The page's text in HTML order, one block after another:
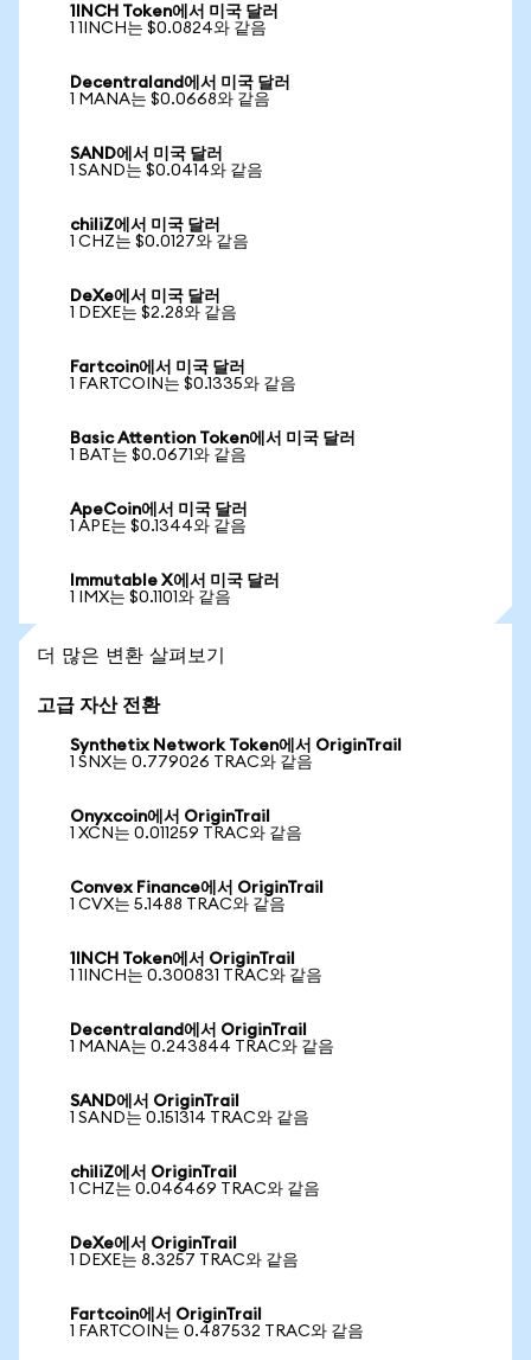
1INCH Token에서 미국 달러
1 1INCH는 $0.0824와 같음
Decentraland에서 미국 달러
1 MANA는 $0.0668와 같음
SAND에서 미국 달러
1 SAND는 $0.0414와 같음
chiliZ에서 미국 달러
1 CHZ는 $0.0127와 같음
DeXe에서 미국 달러
1 DEXE는 $2.28와 같음
Fartcoin에서 미국 달러
1 FARTCOIN는 $0.1335와 같음
Basic Attention Token에서 미국 달러
1 BAT는 $0.0671와 같음
ApeCoin에서 미국 달러
1 APE는 $0.1344와 같음
Immutable X에서 미국 달러
1 IMX는 $0.1101와 같음
더 많은 변환 살펴보기
고급 자산 전환
Synthetix Network Token에서 OriginTrail
1 SNX는 0.779026 TRAC와 같음
Onyxcoin에서 OriginTrail
1 XCN는 0.011259 TRAC와 같음
Convex Finance에서 OriginTrail
1 CVX는 5.1488 TRAC와 같음
1INCH Token에서 OriginTrail
1 1INCH는 0.300831 TRAC와 같음
Decentraland에서 OriginTrail
1 MANA는 0.243844 TRAC와 같음
SAND에서 OriginTrail
1 SAND는 0.151314 TRAC와 같음
chiliZ에서 OriginTrail
1 CHZ는 0.046469 TRAC와 같음
DeXe에서 OriginTrail
1 DEXE는 8.3257 TRAC와 같음
Fartcoin에서 OriginTrail
1 FARTCOIN는 0.487532 TRAC와 같음